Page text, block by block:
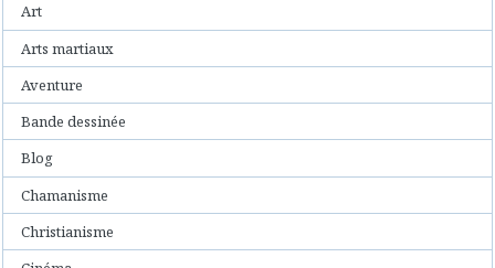
Art
Arts martiaux
Aventure
Bande dessinée
Blog
Chamanisme
Christianisme